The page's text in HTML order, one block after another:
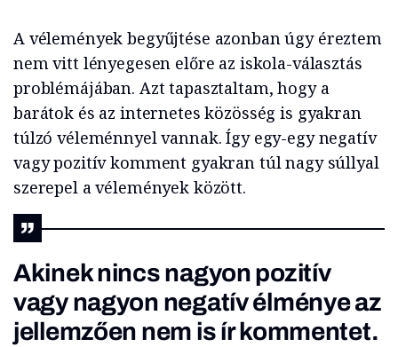
A vélemények begyűjtése azonban úgy éreztem
nem vitt lényegesen előre az iskola-választás
problémájában. Azt tapasztaltam, hogy a
barátok és az internetes közösség is gyakran
túlzó véleménnyel vannak. Így egy-egy negatív
vagy pozitív komment gyakran túl nagy súllyal
szerepel a vélemények között.
Akinek nincs nagyon pozitív
vagy nagyon negatív élménye az
jellemzően nem is ír kommentet.